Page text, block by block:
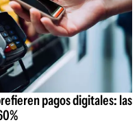
pagos digitales: las